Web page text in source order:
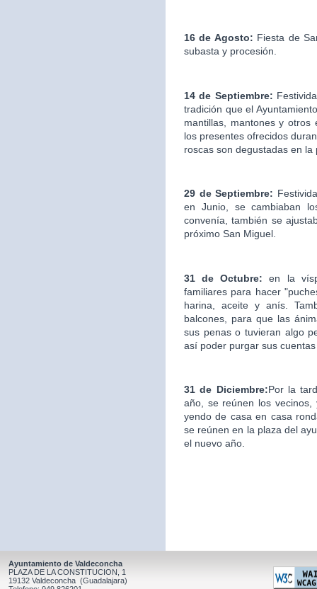
16 de Agosto: Fiesta de
subasta y procesión.
14 de Septiembre:
tradición que el
mantillas, mantones y
los presentes ofrecidos
roscas son degustadas en
29 de Septiembre:
en Junio, se cambiaban
convenía, también se
próximo San Miguel.
31 de Octubre:en la
familiares para hacer
harina, aceite y anís.
balcones, para que las
sus penas o tuvieran algo
así poder purgar sus
31 de Diciembre:Por la
año, se reúnen los
yendo de casa en casa
se reúnen en la plaza del
el nuevo año.
Ayuntamiento de Valdeconcha
PLAZA DE LA CONSTITUCION, 1
19132 Valdeconcha (Guadalajara)